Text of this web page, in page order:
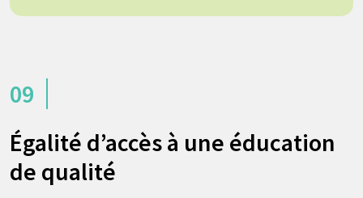
09
Égalité d’accès à une éducation
de qualité